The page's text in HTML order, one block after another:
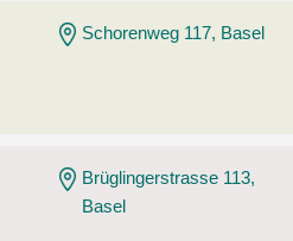
Schorenweg 117, Basel
Brüglingerstrasse 113,
Basel